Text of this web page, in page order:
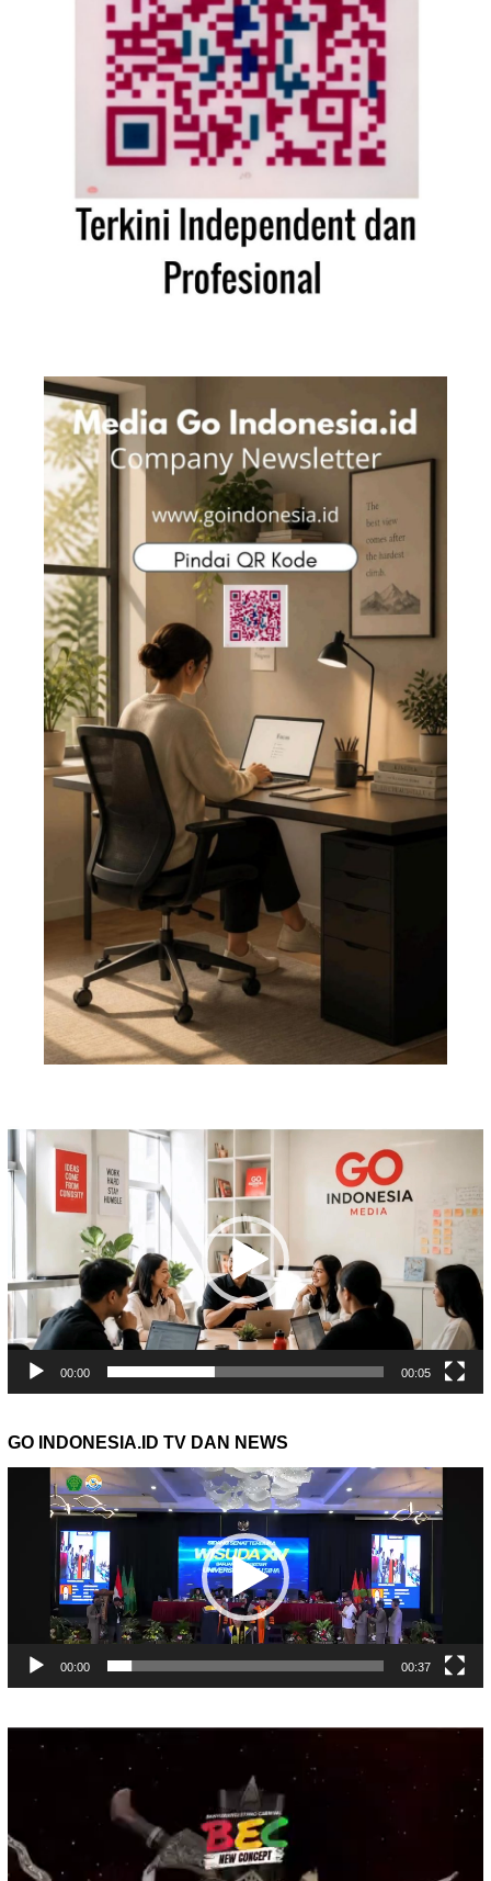
Pemutar
Video
00:00 00:05
GO INDONESIA.ID TV DAN NEWS
Pemutar
00:00 00:37